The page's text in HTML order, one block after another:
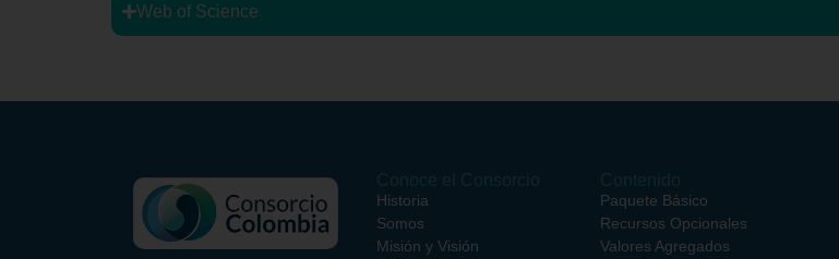
Web of Science
Historia
Somos
Misión y Visión
Paquete Básico
Recursos Opcionales
Valores Agregados